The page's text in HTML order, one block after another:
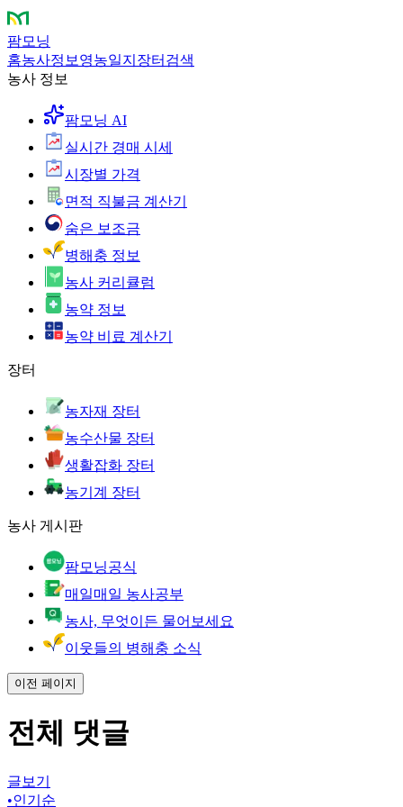
팜모닝
홈농사정보 영농일지 장터 검색
농사 정보
팜모닝 AI
실시간 경매 시세
시장별 가격
면적 직불금 계산기
숨은 보조금
병해충 정보
농사 커리큘럼
농약 정보
농약 비료 계산기
장터
농자재 장터
농수산물 장터
생활잡화 장터
농기계 장터
농사 게시판
팜모닝공식
매일매일 농사공부
농사, 무엇이든 물어보세요
이웃들의 병해충 소식
이전 페이지
전체 댓글
글보기
•인기순